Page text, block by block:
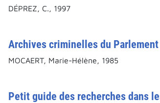
DÉPREZ, C., 1997
Archives criminelles du
MOCAERT, Marie-Hélène, 1985
Petit guide des recherches dans